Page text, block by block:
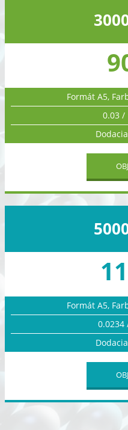
Formát A5,
0.03 /
Formát A5,
0.0234